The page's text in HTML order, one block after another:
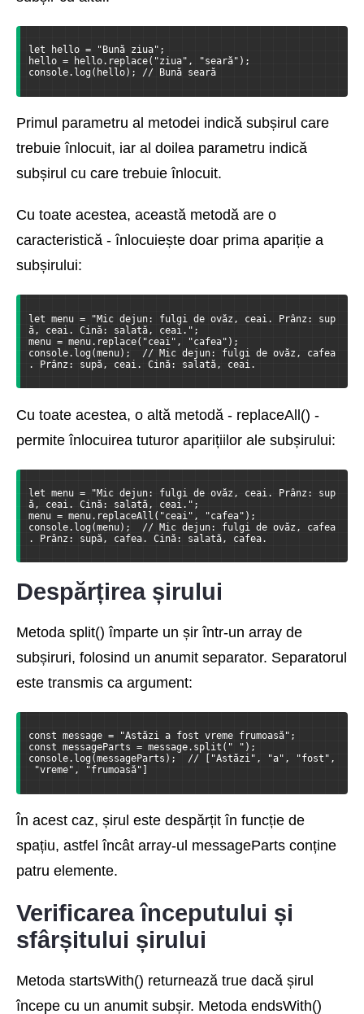
let hello = "Bună ziua";
hello = hello.replace("ziua", "seară");
console.log(hello); // Bună seară
Primul parametru al metodei indică subșirul care
trebuie înlocuit, iar al doilea parametru indică
subșirul cu care trebuie înlocuit.
Cu toate acestea, această metodă are o
caracteristică - înlocuiește doar prima apariție a
subșirului:
let menu = "Mic dejun: fulgi de ovăz, ceai. Prânz: sup
ă, ceai. Cină: salată, ceai.";
menu = menu.replace("ceai", "cafea");
console.log(menu);  // Mic dejun: fulgi de ovăz, cafea
. Prânz: supă, ceai. Cină: salată, ceai.
Cu toate acestea, o altă metodă - replaceAll() -
permite înlocuirea tuturor aparițiilor ale subșirului:
let menu = "Mic dejun: fulgi de ovăz, ceai. Prânz: sup
ă, ceai. Cină: salată, ceai.";
menu = menu.replaceAll("ceai", "cafea");
console.log(menu);  // Mic dejun: fulgi de ovăz, cafea
. Prânz: supă, cafea. Cină: salată, cafea.
Despărțirea șirului
Metoda split() împarte un șir într-un array de
subșiruri, folosind un anumit separator. Separatorul
este transmis ca argument:
const message = "Astăzi a fost vreme frumoasă";
const messageParts = message.split(" ");
console.log(messageParts);  // ["Astăzi", "a", "fost",
"vreme", "frumoasă"]
În acest caz, șirul este despărțit în funcție de
spațiu, astfel încât array-ul messageParts conține
patru elemente.
Verificarea începutului și
sfârșitului șirului
Metoda startsWith() returnează true dacă șirul
începe cu un anumit subșir. Metoda endsWith()